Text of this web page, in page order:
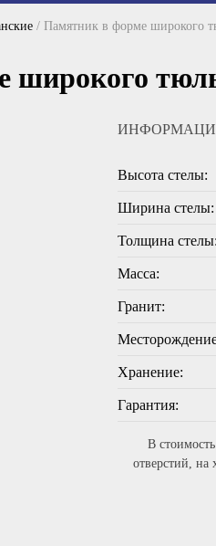
/ Памятник в форме широкого
широкого
Высота стелы:
Ширина стелы:
Толщина стелы:
Масса:
Гранит:
Хранение:
Гарантия:
В
отверстий, на